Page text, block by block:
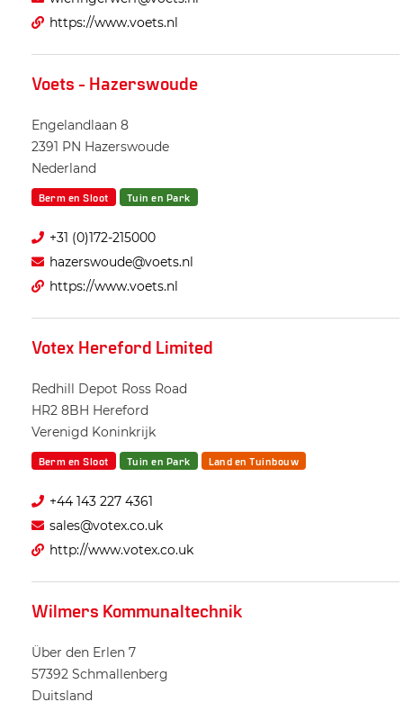
https://www.voets.nl
Voets - Hazerswoude
Engelandlaan 8
2391 PN Hazerswoude
Nederland
Berm en Sloot Tuin en Park
+31 (0)172-215000
hazerswoude@voets.nl
https://www.voets.nl
Votex Hereford Limited
Redhill Depot Ross Road
HR2 8BH Hereford
Verenigd Koninkrijk
Berm en Sloot Tuin en Park Land en Tuinbouw
+44 143 227 4361
sales@votex.co.uk
http://www.votex.co.uk
Wilmers Kommunaltechnik
Über den Erlen 7
57392 Schmallenberg
Duitsland